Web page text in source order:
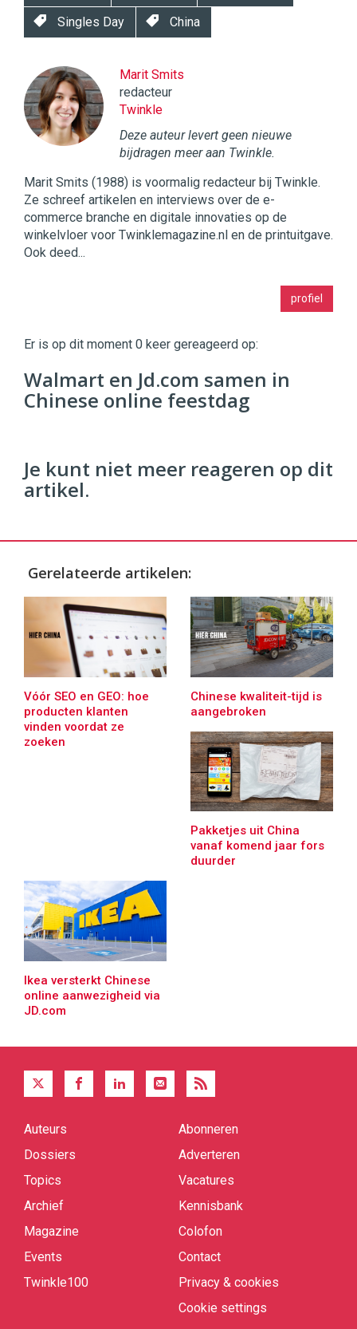
Singles Day China
Marit Smits
redacteur
Twinkle
Deze auteur levert geen nieuwe
bijdragen meer aan Twinkle.
Marit Smits (1988) is voormalig redacteur bij Twinkle.
Ze schreef artikelen en interviews over de e-
commerce branche en digitale innovaties op de
winkelvloer voor Twinklemagazine.nl en de printuitgave.
Ook deed...
profiel
Commerce https://twinklemagazine.nl
9654
Er is op dit moment 0 keer gereageerd op:
Walmart en Jd.com samen in
Chinese online feestdag
Je kunt niet meer reageren op dit
artikel.
Gerelateerde artikelen:
Vóór SEO en GEO: hoe
producten klanten
vinden voordat ze
zoeken
Chinese kwaliteit-tijd is
aangebroken
Pakketjes uit China
vanaf komend jaar fors
duurder
Ikea versterkt Chinese
online aanwezigheid via
JD.com
Quick
Auteurs
Dossiers
Topics
Archief
Magazine
Events
Twinkle100
Abonneren
Adverteren
Vacatures
Kennisbank
Colofon
Contact
Privacy & cookies
Cookie settings